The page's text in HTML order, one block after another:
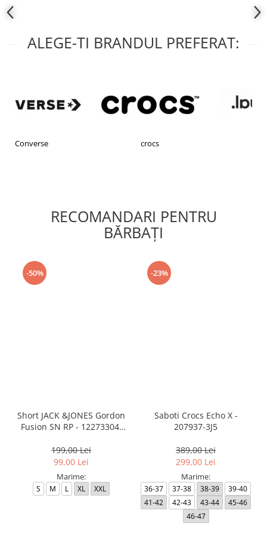
ALEGE-TI BRANDUL PREFERAT:
RECOMANDARI PENTRU
BĂRBAŢI
-50%
Short JACK &JONES Gordon
Fusion SN RP - 12273304-
199,00 Lei
99,00 Lei
Marime:
S M L XL XXL
-23%
Saboti Crocs Echo X -
207937-3J5
389,00 Lei
299,00 Lei
Marime:
36-37 37-38 38-39
39-40
41-42
42-43 43-44
45-46
46-47